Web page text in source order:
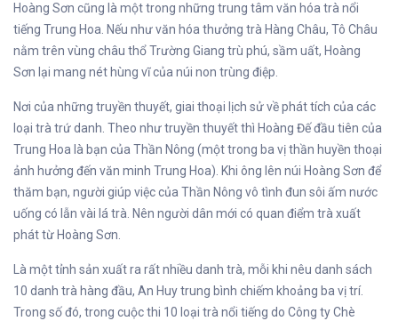
Hoàng Sơn cũng là một trong những trung tâm văn hóa trà nổi
tiếng Trung Hoa. Nếu như văn hóa thưởng trà Hàng Châu, Tô Châu
nằm trên vùng châu thổ Trường Giang trù phú, sầm uất, Hoàng
Sơn lại mang nét hùng vĩ của núi non trùng điệp.
Nơi của những truyền thuyết, giai thoại lịch sử về phát tích của các
loại trà trứ danh. Theo như truyền thuyết thì Hoàng Đế đầu tiên của
Trung Hoa là bạn của Thần Nông (một trong ba vị thần huyền thoại
ảnh hưởng đến văn minh Trung Hoa). Khi ông lên núi Hoàng Sơn để
thăm bạn, người giúp việc của Thần Nông vô tình đun sôi ấm nước
uống có lẫn vài lá trà. Nên người dân mới có quan điểm trà xuất
phát từ Hoàng Sơn.
Là một tỉnh sản xuất ra rất nhiều danh trà, mỗi khi nêu danh sách
10 danh trà hàng đầu, An Huy trung bình chiếm khoảng ba vị trí.
Trong số đó, trong cuộc thi 10 loại trà nổi tiếng do Công ty Chè